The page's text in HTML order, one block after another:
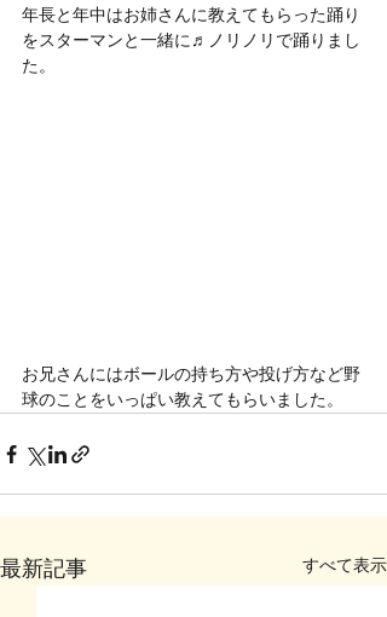
年長と年中はお姉さんに教えてもらった踊り
をスターマンと一緒に♬ノリノリで踊りまし
た。
お兄さんにはボールの持ち方や投げ方など野
球のことをいっぱい教えてもらいました。
最新記事 すべて表示